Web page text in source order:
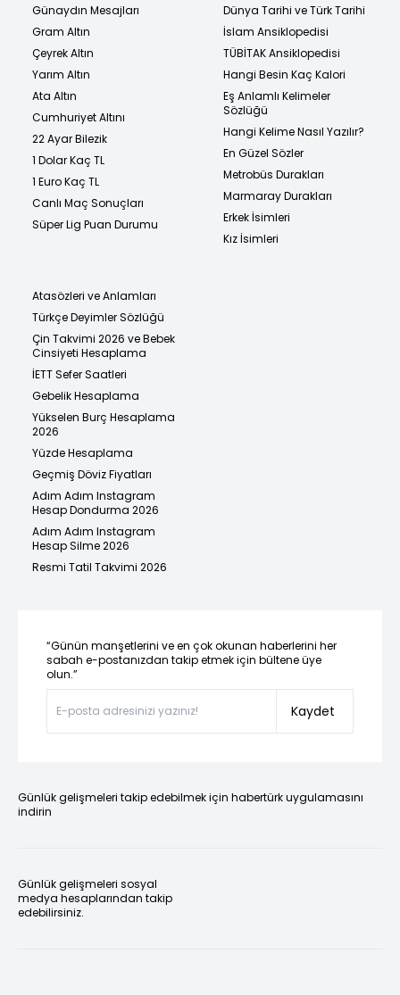
Günaydın Mesajları
Gram Altın
Çeyrek Altın
Yarım Altın
Ata Altın
Cumhuriyet Altını
22 Ayar Bilezik
1 Dolar Kaç TL
1 Euro Kaç TL
Canlı Maç Sonuçları
Süper Lig Puan Durumu
Dünya Tarihi ve Türk Tarihi
İslam Ansiklopedisi
TÜBİTAK Ansiklopedisi
Hangi Besin Kaç Kalori
Eş Anlamlı Kelimeler
Sözlüğü
Hangi Kelime Nasıl Yazılır?
En Güzel Sözler
Metrobüs Durakları
Marmaray Durakları
Erkek İsimleri
Kız İsimleri
Atasözleri ve Anlamları
Türkçe Deyimler Sözlüğü
Çin Takvimi 2026 ve Bebek
Cinsiyeti Hesaplama
İETT Sefer Saatleri
Gebelik Hesaplama
Yükselen Burç Hesaplama
2026
Yüzde Hesaplama
Geçmiş Döviz Fiyatları
Adım Adım Instagram
Hesap Dondurma 2026
Adım Adım Instagram
Hesap Silme 2026
Resmi Tatil Takvimi 2026
“Günün manşetlerini ve en çok okunan haberlerini her
sabah e-postanızdan takip etmek için bültene üye
olun.”
Kaydet
Günlük gelişmeleri takip edebilmek için habertürk uygulamasını
indirin
Günlük gelişmeleri sosyal
medya hesaplarından takip
edebilirsiniz.